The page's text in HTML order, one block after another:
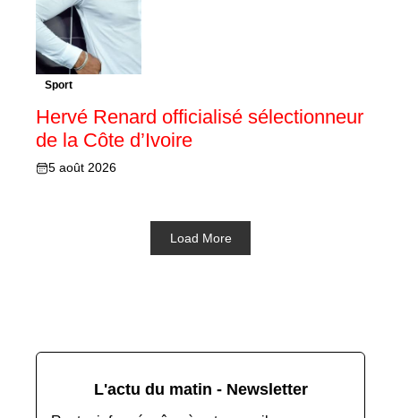
Sport
Hervé Renard officialisé sélectionneur
de la Côte d’Ivoire
5 août 2026
Load More
L'actu du matin - Newsletter